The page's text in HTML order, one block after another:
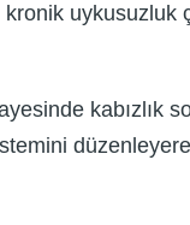
uykusuzluk
kabızlık